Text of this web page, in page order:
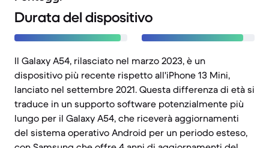
Durata del dispositivo
Il Galaxy A54, rilasciato nel marzo 2023, è un
dispositivo più recente rispetto all'iPhone 13 Mini,
lanciato nel settembre 2021. Questa differenza di età si
traduce in un supporto software potenzialmente più
lungo per il Galaxy A54, che riceverà aggiornamenti
del sistema operativo Android per un periodo esteso,